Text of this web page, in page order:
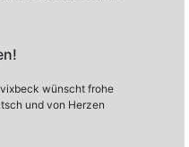
wünscht frohe
und von Herzen